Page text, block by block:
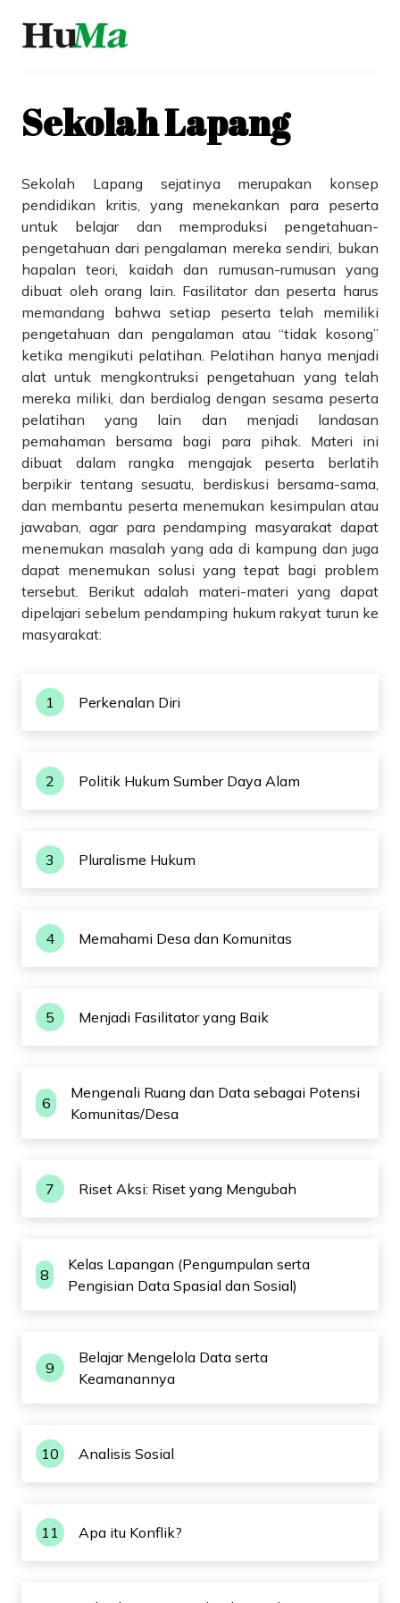
Sekolah Lapang
Sekolah Lapang sejatinya merupakan konsep
pendidikan kritis, yang menekankan para peserta
untuk belajar dan memproduksi pengetahuan-
pengetahuan dari pengalaman mereka sendiri, bukan
hapalan teori, kaidah dan rumusan-rumusan yang
dibuat oleh orang lain. Fasilitator dan peserta harus
memandang bahwa setiap peserta telah memiliki
pengetahuan dan pengalaman atau “tidak kosong”
ketika mengikuti pelatihan. Pelatihan hanya menjadi
alat untuk mengkontruksi pengetahuan yang telah
mereka miliki, dan berdialog dengan sesama peserta
pelatihan yang lain dan menjadi landasan
pemahaman bersama bagi para pihak. Materi ini
dibuat dalam rangka mengajak peserta berlatih
berpikir tentang sesuatu, berdiskusi bersama-sama,
dan membantu peserta menemukan kesimpulan atau
jawaban, agar para pendamping masyarakat dapat
menemukan masalah yang ada di kampung dan juga
dapat menemukan solusi yang tepat bagi problem
tersebut. Berikut adalah materi-materi yang dapat
dipelajari sebelum pendamping hukum rakyat turun ke
masyarakat:
1 Perkenalan Diri
2 Politik Hukum Sumber Daya Alam
3 Pluralisme Hukum
4 Memahami Desa dan Komunitas
5 Menjadi Fasilitator yang Baik
6
Mengenali Ruang dan Data sebagai Potensi
Komunitas/Desa
7 Riset Aksi: Riset yang Mengubah
8
Kelas Lapangan (Pengumpulan serta
Pengisian Data Spasial dan Sosial)
9
Belajar Mengelola Data serta
Keamanannya
10 Analisis Sosial
11 Apa itu Konflik?